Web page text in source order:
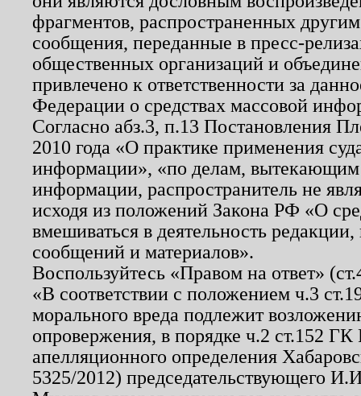
фрагментов, распространенных
сообщения, переданные в пресс-
общественных организаций и
привлечено к ответственности за
Федерации о средствах массовой
Согласно абз.3, п.13 Постановления
2010 года «О практике применения
информации», «по делам, вытекающим
информации, распространитель не
исходя из положений Закона РФ «О
вмешиваться в деятельность
сообщений и материалов».
Воспользуйтесь «Правом на ответ»
«В соответствии с положением ч.3
морального вреда подлежит
опровержения, в порядке ч.2 ст.152
апелляционного определения
5325/2012) председательствующего